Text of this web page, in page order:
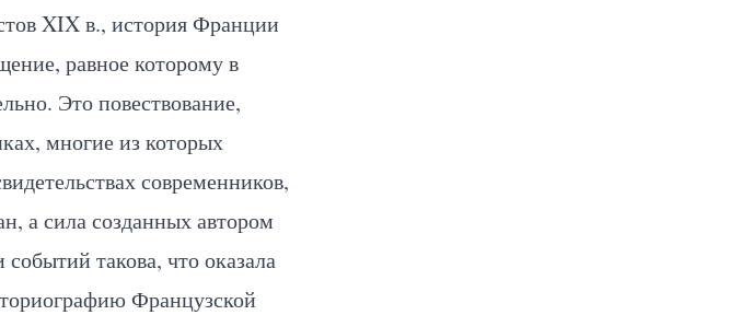
XIX в., история Франции
равное которому в
Это повествование,
многие из которых
современников,
а сила созданных автором
такова, что оказала
Французской